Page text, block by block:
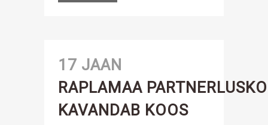
17 JAAN
RAPLAMAA
KAVANDAB KOOS